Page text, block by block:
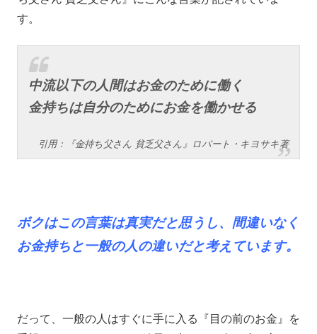
す。
中流以下の人間はお金のために働く
金持ちは自分のためにお金を働かせる
引用：『金持ち父さん 貧乏父さん』ロバート・キヨサキ著
ボクはこの言葉は真実だと思うし、間違いなく
お金持ちと一般の人の違いだと考えています。
だって、一般の人はすぐに手に入る『目の前のお金』を